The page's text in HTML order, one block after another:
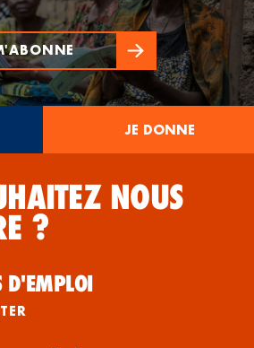
JE DONNE
NOUS
?
D'EMPLOI